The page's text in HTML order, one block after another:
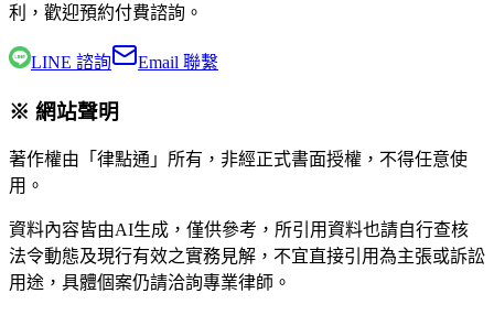
利，歡迎預約付費諮詢。
LINE 諮詢 Email 聯繫
※ 網站聲明
著作權由「律點通」所有，非經正式書面授權，不得任意使
用。
資料內容皆由AI生成，僅供參考，所引用資料也請自行查核
法令動態及現行有效之實務見解，不宜直接引用為主張或訴訟
用途，具體個案仍請洽詢專業律師。